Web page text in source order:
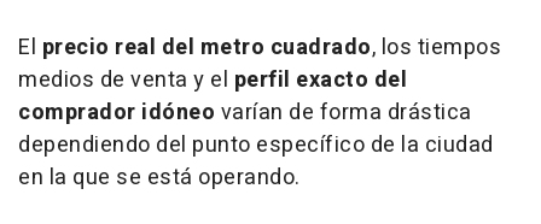
El precio real del metro cuadrado, los tiempos
medios de venta y el perfil exacto del
comprador idóneo varían de forma drástica
dependiendo del punto específico de la ciudad
en la que se está operando.